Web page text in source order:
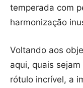
temperada com
harmonização
Voltando aos
aqui, quais
rótulo incrível, a